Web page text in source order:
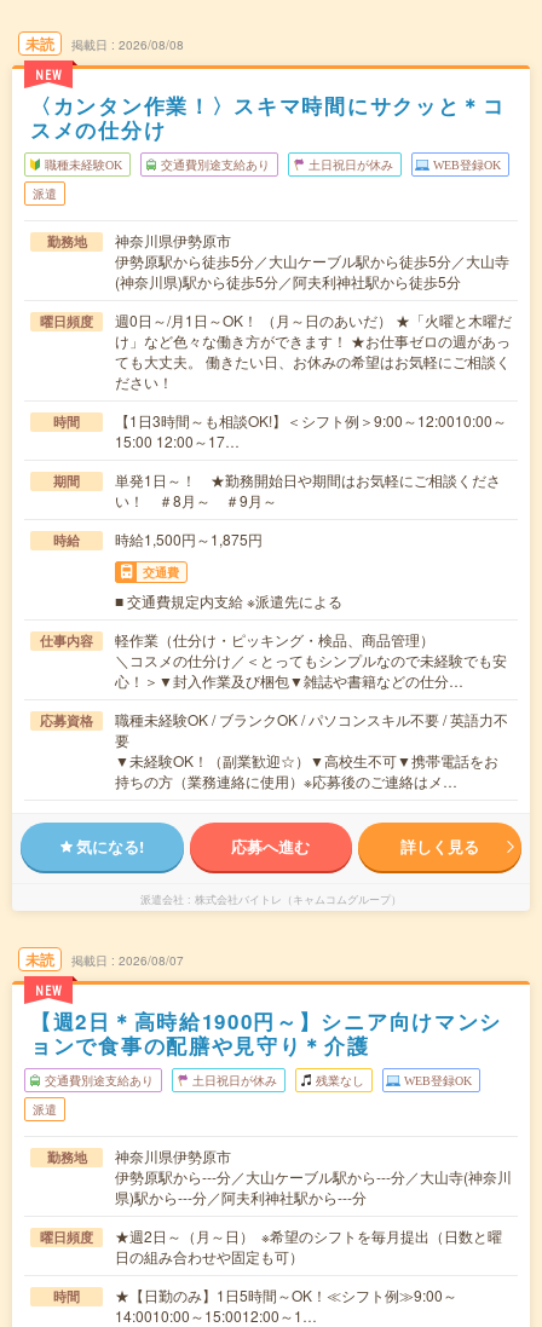
未読
NEW
掲載日 2026/08/08
〈カンタン作業！〉スキマ時間にサクッと＊コ
スメの仕分け
職種未経験OK 交通費別途支給あり 土日祝日が休み WEB登録OK
派遣
勤務地
神奈川県伊勢原市
伊勢原駅から徒歩5分／大山ケーブル駅から徒歩5分／大山寺
(神奈川県)駅から徒歩5分／阿夫利神社駅から徒歩5分
曜日頻度
週0日～/月1日～OK！ （月～日のあいだ） ★「火曜と木曜だ
け」など色々な働き方ができます！ ★お仕事ゼロの週があっ
ても大丈夫。 働きたい日、お休みの希望はお気軽にご相談く
ださい！
時間
【1日3時間～も相談OK!】＜シフト例＞9:00～12:0010:00～
15:00 12:00～17…
期間
単発1日～！ ★勤務開始日や期間はお気軽にご相談くださ
い！ ＃8月～ ＃9月～
時給 時給1,500円～1,875円
交通費
■ 交通費規定内支給 ※派遣先による
仕事内容
軽作業（仕分け・ピッキング・検品、商品管理）
＼コスメの仕分け／＜とってもシンプルなので未経験でも安
心！＞▼封入作業及び梱包▼雑誌や書籍などの仕分…
応募資格
職種未経験OK / ブランクOK / パソコンスキル不要 / 英語力不
要
▼未経験OK！（副業歓迎☆）▼高校生不可▼携帯電話をお
持ちの方（業務連絡に使用）※応募後のご連絡はメ…
気になる! 応募へ進む 詳しく見る
派遣会社 株式会社バイトレ（キャムコムグループ）
未読
NEW
掲載日 2026/08/07
【週2日＊高時給1900円～】シニア向けマンシ
ョンで食事の配膳や見守り＊介護
交通費別途支給あり 土日祝日が休み 残業なし WEB登録OK
派遣
勤務地
神奈川県伊勢原市
伊勢原駅から---分／大山ケーブル駅から---分／大山寺(神奈川
県)駅から---分／阿夫利神社駅から---分
曜日頻度
★週2日～（月～日） ※希望のシフトを毎月提出（日数と曜
日の組み合わせや固定も可）
時間
★【日勤のみ】1日5時間～OK！≪シフト例≫9:00～
14:0010:00～15:0012:00～1…